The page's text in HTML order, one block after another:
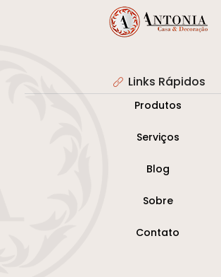
Links Rápidos
Produtos
Serviços
Blog
Sobre
Contato